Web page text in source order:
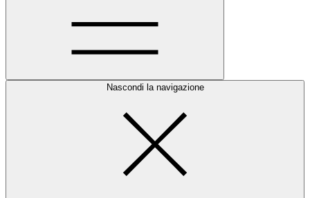
Nascondi la navigazione